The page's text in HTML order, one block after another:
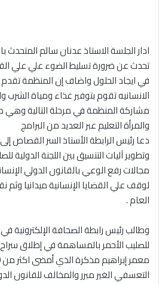
ادار الجلسة الاستاذ عدنان سالم
تحدث عن ضرورة تسليط الضوء علي علي
في ايجاد الحلول واضاف إن المنظمة
الانسانيه تقوم بتوفير غذاء ومياة
مشاركة المنظمة في مرحلة التالية وهي
والمرأة التعليم عبر العديد من البرامج
دعا رئيس الرابطة الأستاذ السر القصاص
وتطوير آليات التنسيق بين اللجنة الدولية
مجالات رفع الوعي بالقانون الدولي
لوقف علي القضايا الإنسانية ميدانيا وثم
العام .
وطالب رئيس رابطة الصحافة الإلكترونية
للصليب الأحمر بالمساهمة في إطلاق
التعسفي الغير مبرر والمخالف للقانون